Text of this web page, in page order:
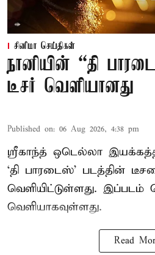
சினிமா செய்திகள்
நானியின் “தி
டீசர் வெளியானது
Published on: 06 Aug 2026, 4:38 pm
ஸ்ரீகாந்த் ஒடெல்லா
‘தி பாரடைஸ்’ படத்தின்
வெளியிட்டுள்ளது. இப்படம்
வெளியாகவுள்ளது.
Read